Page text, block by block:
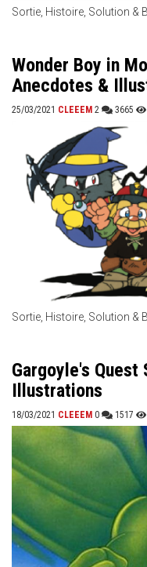
Sortie, Histoire, Solution &
Wonder Boy in
Anecdotes &
25/03/2021 CLEEEM 2 3665
Sortie, Histoire, Solution &
Gargoyle's
Illustrations
18/03/2021 CLEEEM 0 1517